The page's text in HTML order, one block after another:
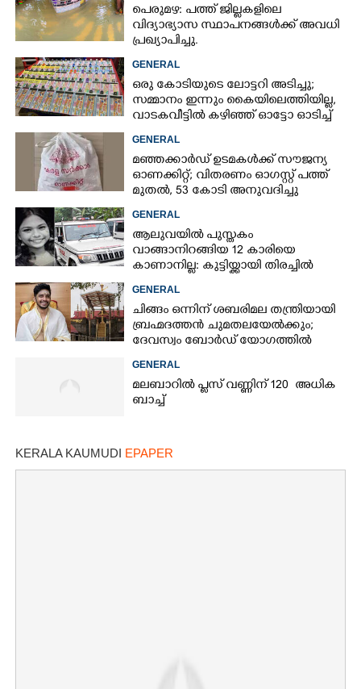
പെരുമഴ: പത്ത് ജില്ലകളിലെ
വിദ്യാഭ്യാസ സ്ഥാപനങ്ങൾക്ക് അവധി
പ്രഖ്യാപിച്ചു.
GENERAL
ഒരു കോടിയുടെ ലോട്ടറി അടിച്ചു;
സമ്മാനം ഇന്നും കൈയിലെത്തിയില്ല,
വാടകവീട്ടിൽ കഴിഞ്ഞ് ഓട്ടോ ഓടിച്ച്
73കാരൻ
GENERAL
മഞ്ഞക്കാർഡ് ഉടമകൾക്ക് സൗജന്യ
ഓണക്കിറ്റ്; വിതരണം ഓഗസ്റ്റ് പത്ത്
മുതൽ, 53 കോടി അനുവദിച്ചു
GENERAL
ആലുവയിൽ പുസ്തകം
വാങ്ങാനിറങ്ങിയ 12 കാരിയെ
കാണാനില്ല: കുട്ടിയ്ക്കായി തിരച്ചിൽ
GENERAL
ചിങ്ങം ഒന്നിന് ശബരിമല തന്ത്രിയായി
ബ്രഹ്മദത്തൻ ചുമതലയേൽക്കും;
ദേവസ്വം ബോർഡ് യോഗത്തിൽ
തീരുമാനം
GENERAL
മലബാറിൽ പ്ലസ് വണ്ണിന് 120 അധിക
ബാച്ച്
KERALA KAUMUDI EPAPER